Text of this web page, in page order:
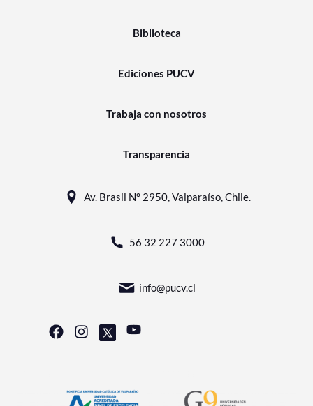
Biblioteca
Ediciones PUCV
Trabaja con nosotros
Transparencia
Av. Brasil N° 2950, Valparaíso, Chile.
56 32 227 3000
info@pucv.cl